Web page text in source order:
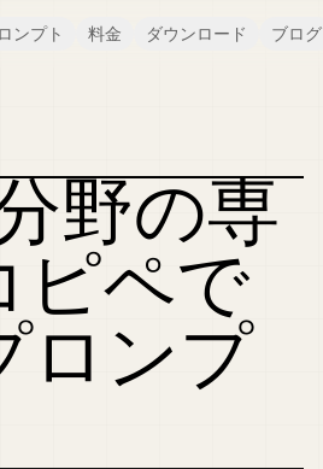
ンプト 料金 ダウンロード ブログ
カバーをリミックス
分野の専
ピペで
ロンプ